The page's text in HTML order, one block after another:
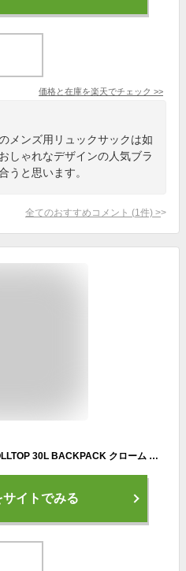
価格と在庫を楽天でチェック >>
メンズ用リュックサックは如
しゃれなデザインの人気ブラ
うと思います。
全てのおすすめコメント (1 件) >
CHROME (M)URBAN EX 2.0 ROLLTOP 30L BACKPACK クローム バッグ リュック・バックパック ブラック【送料無料】
サイトでみる